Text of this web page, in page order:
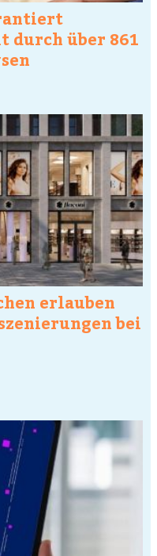
durch über 861
erlauben
bei